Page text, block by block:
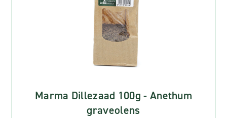
Marma Dillezaad 100g - Anethum
graveolens